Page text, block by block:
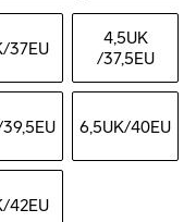
/37EU
4,5UK
/37,5EU
6,5UK/40EU
/42EU